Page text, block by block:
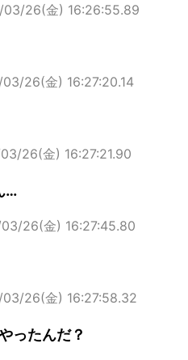
03/26(金) 16:26:55.89
26(金) 16:27:20.14
26(金) 16:27:21.90
…
26(金) 16:27:45.80
03/26(金) 16:27:58.32
ったんだ？